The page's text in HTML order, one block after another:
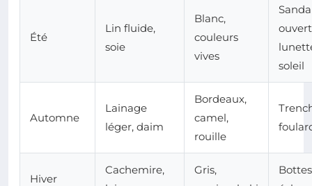
Été
Lin fluide,
soie
Blanc,
couleurs
vives
soleil
Automne
Lainage
léger, daim
Bordeaux,
camel,
rouille
Hiver
Cachemire,
Gris,